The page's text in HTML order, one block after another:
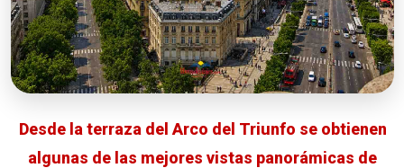
Desde la terraza del Arco del Triunfo se obtienen
algunas de las mejores vistas panorámicas de